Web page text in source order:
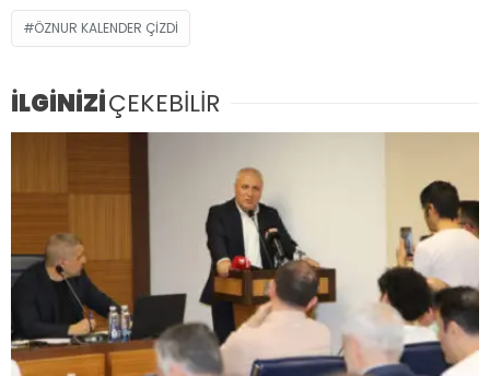
ÖZNUR KALENDER ÇIZDI
İLGİNİZİÇEKEBİLİR